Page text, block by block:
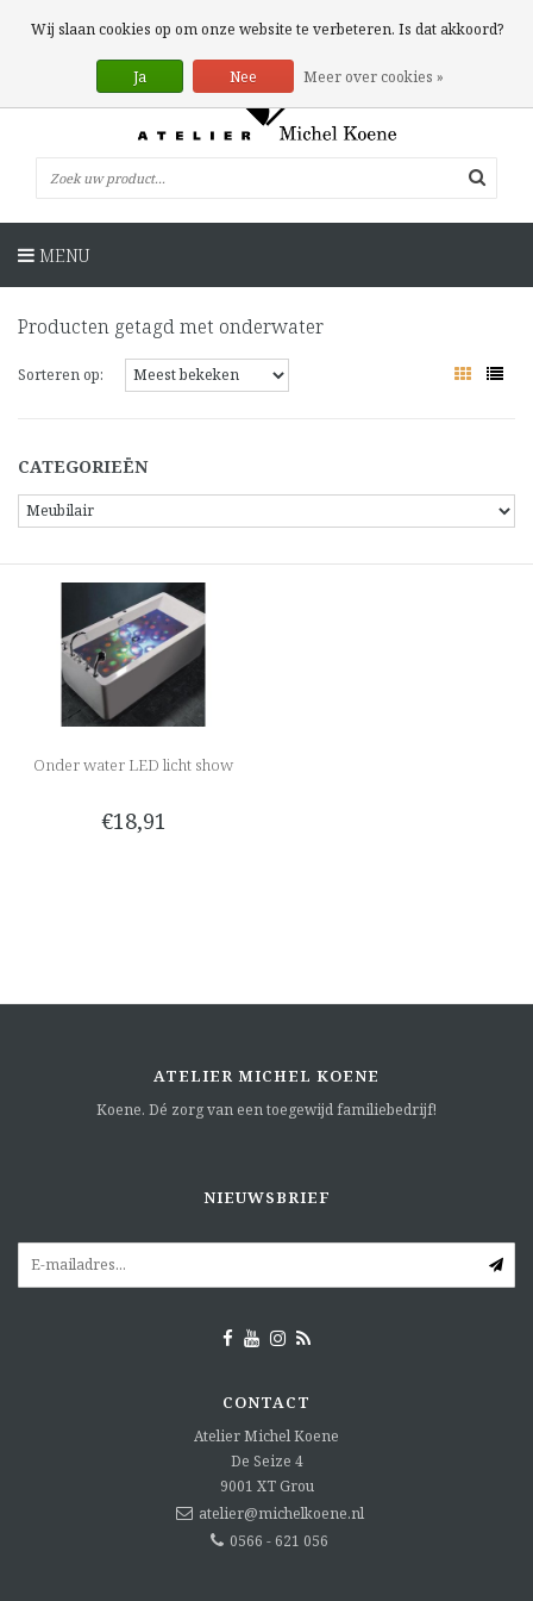
0 Artikelen
MENU
Producten getagd met onderwater
Sorteren op:
CATEGORIEËN
Onder water LED licht show
€18,91
ATELIER MICHEL KOENE
Koene. Dé zorg van een toegewijd familiebedrijf!
NIEUWSBRIEF
CONTACT
Atelier Michel Koene
De Seize 4
9001 XT Grou
atelier@michelkoene.nl
0566 - 621 056
Wij slaan cookies op om onze website te verbeteren. Is dat akkoord?
Ja Nee Meer over cookies »